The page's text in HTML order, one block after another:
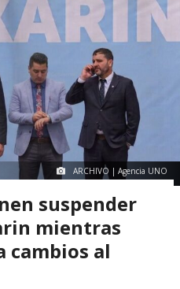
ARCHIVO | Agencia UNO
suspender
mientras
cambios al